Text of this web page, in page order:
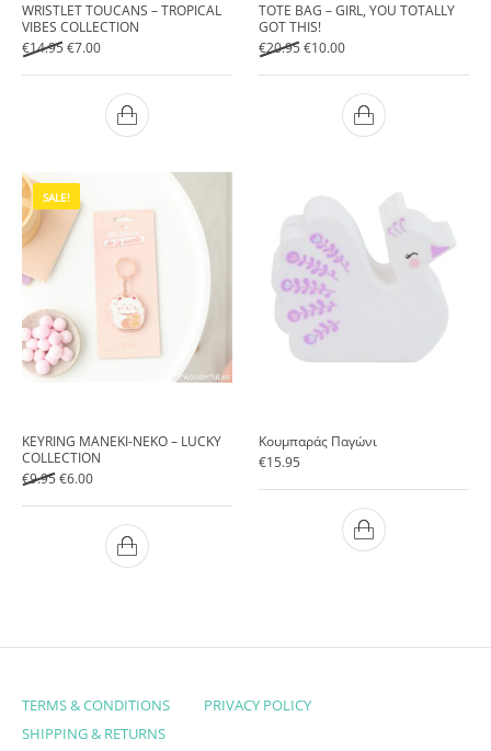
WRISTLET TOUCANS – TROPICAL
VIBES COLLECTION
€14.95Original price was: €14.95.
€7.00Current price is: €7.00.
TOTE BAG – GIRL, YOU TOTALLY
GOT THIS!
€20.95Original price was: €20.95.
€10.00Current price is: €10.00.
SALE!
KEYRING MANEKI-NEKO – LUCKY
COLLECTION
€9.95Original price was: €9.95.
€6.00Current price is: €6.00.
Κουμπαράς Παγώνι
€15.95
TERMS & CONDITIONS
PRIVACY POLICY
SHIPPING & RETURNS